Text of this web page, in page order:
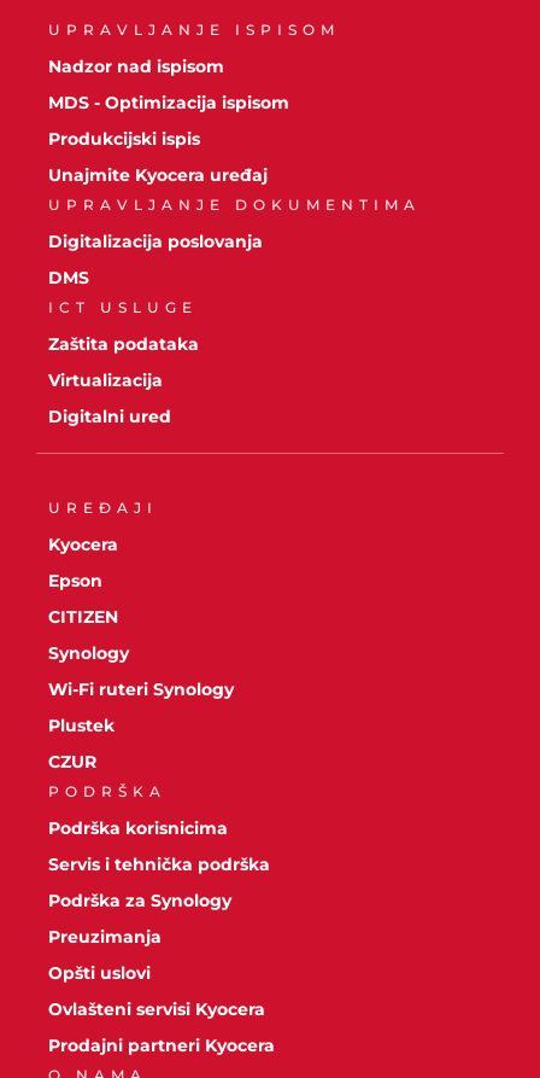
UPRAVLJANJE ISPISOM
Nadzor nad ispisom
MDS - Optimizacija ispisom
Produkcijski ispis
Unajmite Kyocera uređaj
UPRAVLJANJE DOKUMENTIMA
Digitalizacija poslovanja
DMS
ICT USLUGE
Zaštita podataka
Virtualizacija
Digitalni ured
UREĐAJI
Kyocera
Epson
CITIZEN
Synology
Wi-Fi ruteri Synology
Plustek
CZUR
PODRŠKA
Podrška korisnicima
Servis i tehnička podrška
Podrška za Synology
Preuzimanja
Opšti uslovi
Ovlašteni servisi Kyocera
Prodajni partneri Kyocera